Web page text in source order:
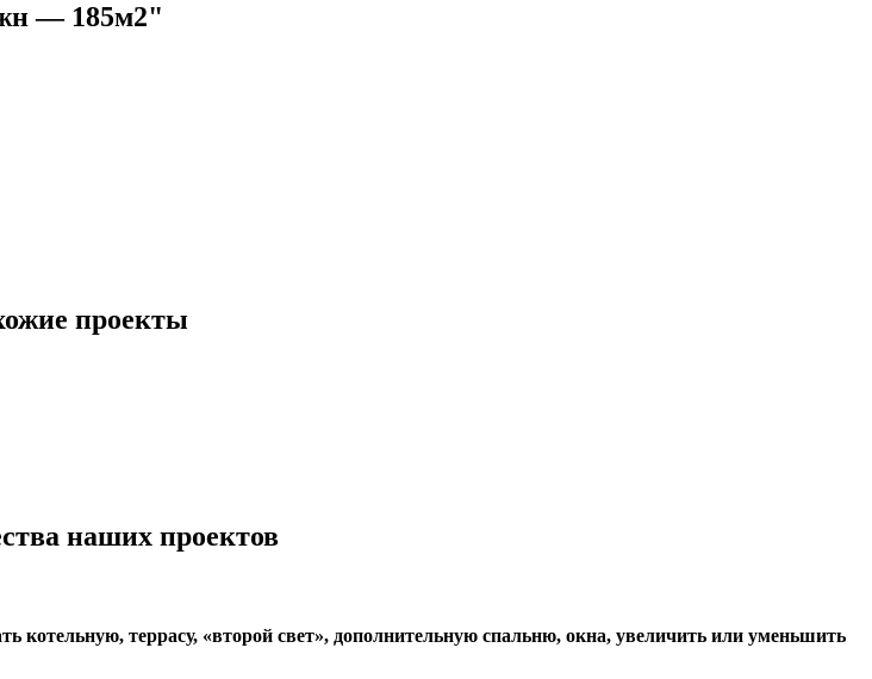
— 185м2"
проекты
наших проектов
котельную, террасу, «второй свет», дополнительную спальню, окна, увеличить или уменьшить